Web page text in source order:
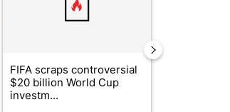
FIFA scraps controversial
$20 billion World Cup
investm...